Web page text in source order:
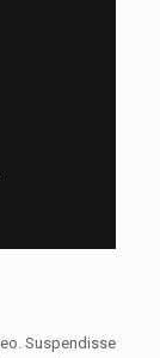
Suspendisse